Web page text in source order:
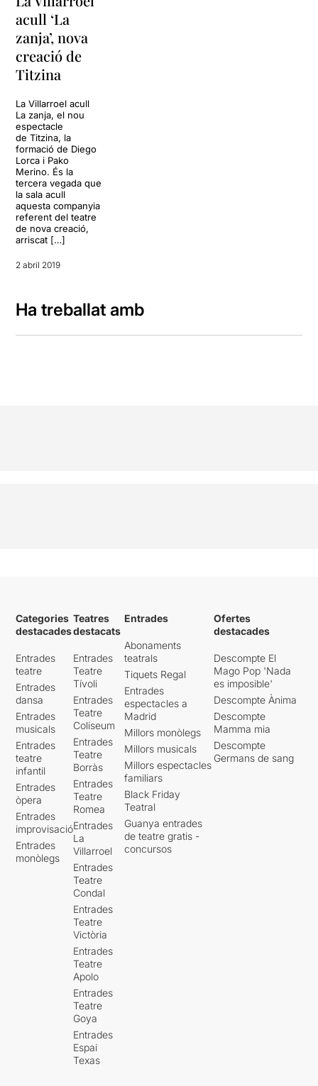
acull ‘La
zanja’, nova
creació de
Titzina
La Villarroel acull
La zanja, el nou
espectacle
de Titzina, la
formació de Diego
Lorca i Pako
Merino. És la
tercera vegada que
la sala acull
aquesta companyia
referent del teatre
de nova creació,
arriscat […]
2 abril 2019
Ha treballat amb
Categories
destacades
Entrades
teatre
Entrades
dansa
Entrades
musicals
Entrades
teatre
infantil
Entrades
òpera
Entrades
improvisació
Entrades
monòlegs
Teatres
destacats
Entrades
Teatre
Tívoli
Entrades
Teatre
Coliseum
Entrades
Teatre
Borràs
Entrades
Teatre
Romea
Entrades
La
Villarroel
Entrades
Teatre
Condal
Entrades
Teatre
Victòria
Entrades
Teatre
Apolo
Entrades
Teatre
Goya
Entrades
Espai
Texas
Entrades
Abonaments
teatrals
Tiquets Regal
Entrades
espectacles a
Madrid
Millors monòlegs
Millors musicals
Millors espectacles
familiars
Black Friday
Teatral
Guanya entrades
de teatre gratis -
concursos
Ofertes
destacades
Descompte El
Mago Pop 'Nada
es imposible'
Descompte Ànima
Descompte
Mamma mia
Descompte
Germans de sang